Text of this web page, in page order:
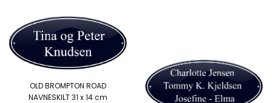
OLD BROMPTON ROAD
NAVNESKILT 31 x 14 cm